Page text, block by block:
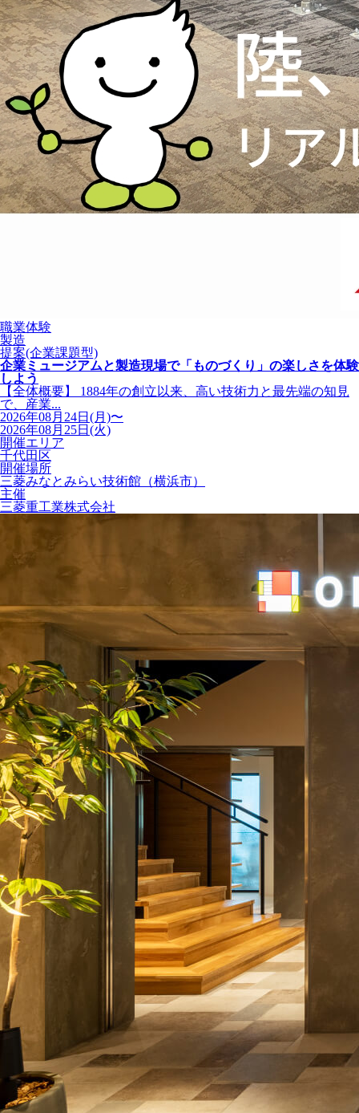
職業体験
製造
提案(企業課題型)
企業ミュージアムと製造現場で「ものづくり」の楽しさを体験
しよう
【全体概要】 1884年の創立以来、高い技術力と最先端の知見
で、産業...
2026年08月24日(月)〜
2026年08月25日(火)
開催エリア
千代田区
開催場所
三菱みなとみらい技術館（横浜市）
主催
三菱重工業株式会社